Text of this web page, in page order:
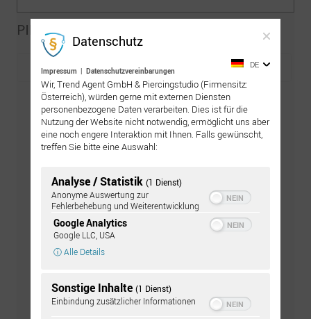
PIERCING-WIKI SUCHE
Zum Piercing-Wiki
MARC
Datenschutz
Impressum | Datenschutzvereinbarungen
DE
Wir, Trend Agent GmbH & Piercingstudio (Firmensitz:
Österreich), würden gerne mit externen Diensten
personenbezogene Daten verarbeiten. Dies ist für die
Nutzung der Website nicht notwendig, ermöglicht uns aber
eine noch engere Interaktion mit Ihnen. Falls gewünscht,
treffen Sie bitte eine Auswahl:
Analyse / Statistik (1 Dienst)
Anonyme Auswertung zur
Fehlerbehebung und Weiterentwicklung
Google Analytics
Google LLC, USA
ⓘ Alle Details
Sonstige Inhalte (1 Dienst)
Einbindung zusätzlicher Informationen